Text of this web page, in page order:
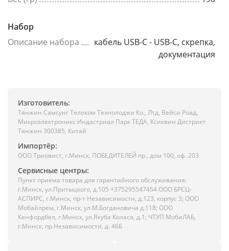
Набор
Описание набора
кабель USB-C - USB-C, скрепка,
документация
Изготовитель:
Тянжин Самсунг Телеком Технолоджи Ко., Лтд, Вейси Роад,
Микроэлектроникс Индастриал Парк ТЕДА, Ксиквин Дистрикт
Тянжин 300385, Китай
Импортёр:
ООО Триовист, г.Минск, ПОБЕДИТЕЛЕЙ пр., дом 100, оф. 203
Сервисные центры:
Пункт приема товара для гарантийного обслуживания:
г.Минск, ул.Притыцкого, д.105 +375295547454 ООО БРСЦ-
АСПИРС, г.Минск, пр-т Независимости, д.123, корпус 3; ООО
Мобайлрем, г.Минск, ул.М.Богдановича д.118; ООО
Кенфордбел, г.Минск, ул.Якуба Коласа, д.1; ЧТУП МобиЛАБ,
г.Минск, пр.Независимости, д. 46Б